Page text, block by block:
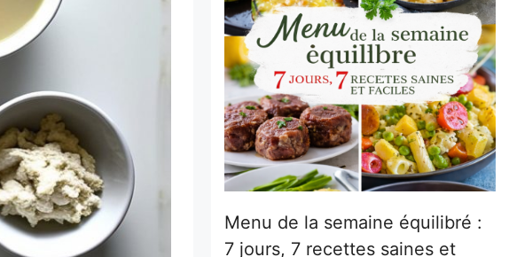
Menu de la semaine équilibré :
7 jours, 7 recettes saines et